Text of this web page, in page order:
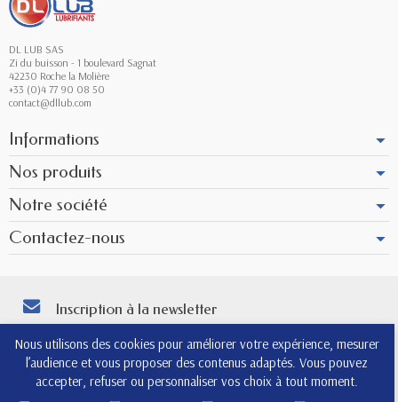
Nous utilisons des cookies pour améliorer votre expérience, mesurer
l’audience et vous proposer des contenus adaptés. Vous pouvez
accepter, refuser ou personnaliser vos choix à tout moment.
DL LUB SAS
Zi du buisson - 1 boulevard Sagnat
42230 Roche la Molière
+33 (0)4 77 90 08 50
contact@dllub.com
Informations
Nos produits
Notre société
Contactez-nous
Inscription à la newsletter
informations de contact dans les conditions d'utilisation du site.
4.8